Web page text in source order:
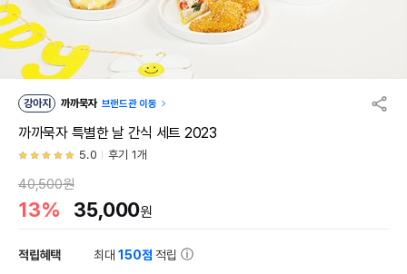
강아지 까까묵자 브랜드관 이동
까까묵자 특별한 날 간식 세트 2023
5.0 후기 1개
40,500원
13% 35,000원
적립혜택 최대150점 적립